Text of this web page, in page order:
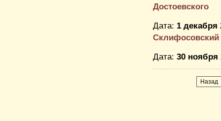
Достоевского
Дата: 1 декабря
Склифосовский
Дата: 30 ноября
Назад